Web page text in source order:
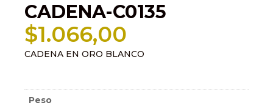
CADENA-C0135
$1.066,00
CADENA EN ORO BLANCO
Peso